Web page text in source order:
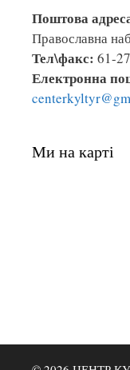
Поштова
Православна
Тел\факс: 61-
Електронна
Ми на карті